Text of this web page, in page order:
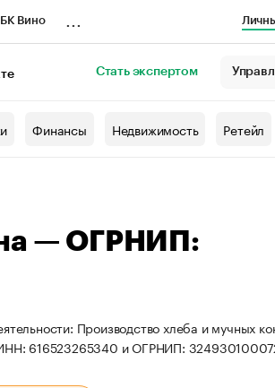
Вино
Стать экспертом
Финансы Недвижимость Ретейл
— ОГРНИП:
Производство хлеба и мучных
ИНН: 616523265340 и ОГРНИП: